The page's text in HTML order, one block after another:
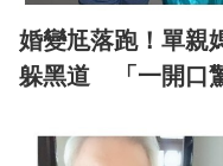
婚變尪落跑！單親
躲黑道 「一開口